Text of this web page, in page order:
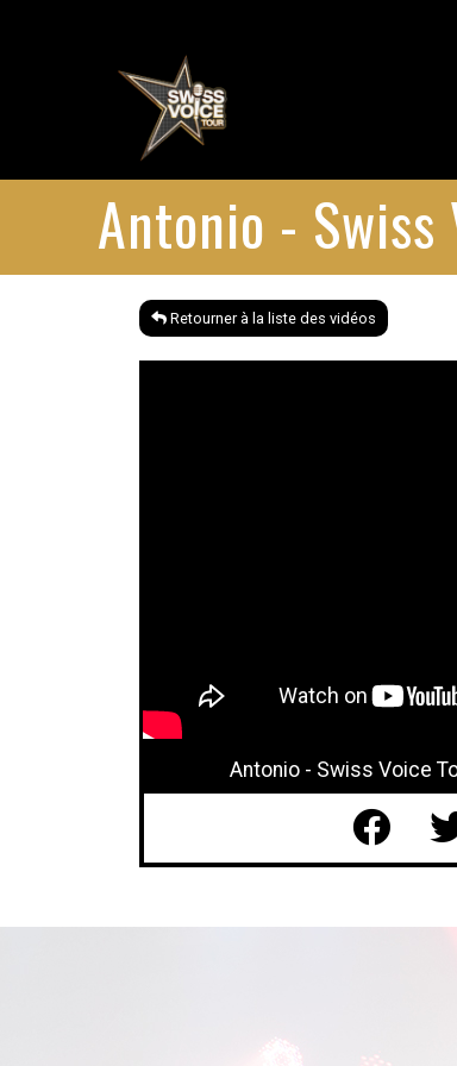
Antonio - Swiss
Retourner à la liste des vidéos
Antonio - Swiss Voice